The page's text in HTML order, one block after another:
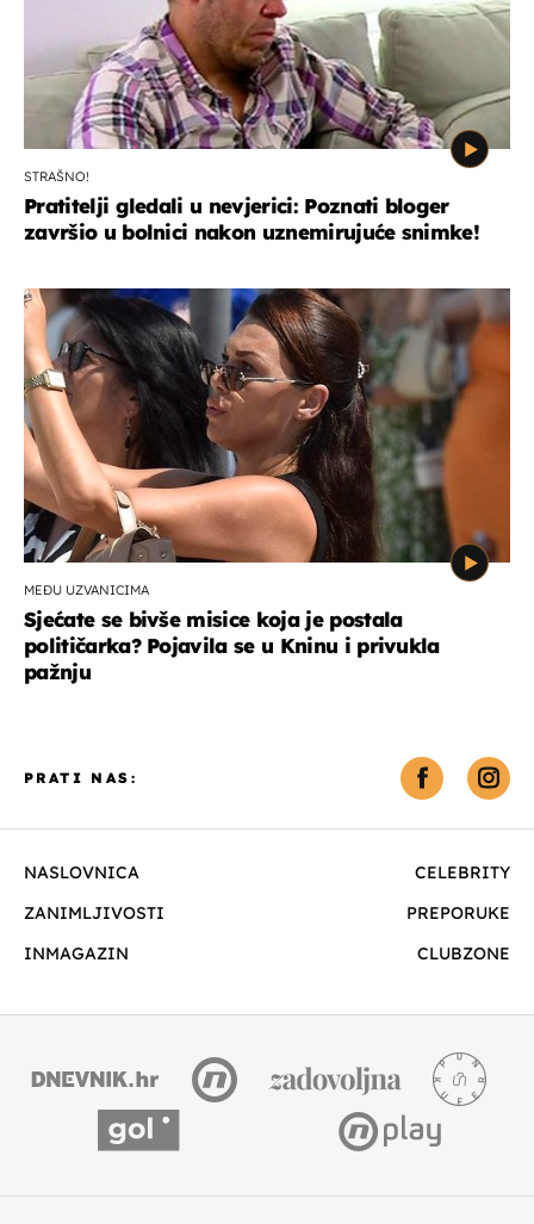
STRAŠNO!
Pratitelji gledali u nevjerici: Poznati bloger
završio u bolnici nakon uznemirujuće snimke!
MEĐU UZVANICIMA
Sjećate se bivše misice koja je postala
političarka? Pojavila se u Kninu i privukla
pažnju
NASLOVNICA
CELEBRITY
ZANIMLJIVOSTI
PREPORUKE
INMAGAZIN
CLUBZONE
PRATI NAS: